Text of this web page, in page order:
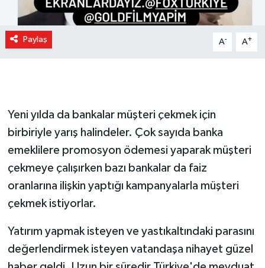
Paylaş A- A+
Yeni yılda da bankalar müşteri çekmek için
birbiriyle yarış halindeler. Çok sayıda banka
emeklilere promosyon ödemesi yaparak müşteri
çekmeye çalışırken bazı bankalar da faiz
oranlarına ilişkin yaptığı kampanyalarla müşteri
çekmek istiyorlar.
Yatırım yapmak isteyen ve yastıkaltındaki parasını
değerlendirmek isteyen vatandaşa nihayet güzel